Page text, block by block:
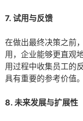
7. 试用与反馈
在做出最终决策之前
用，企业能够更直观
用过程中收集员工的
具有重要的参考价值。
8. 未来发展与扩展性